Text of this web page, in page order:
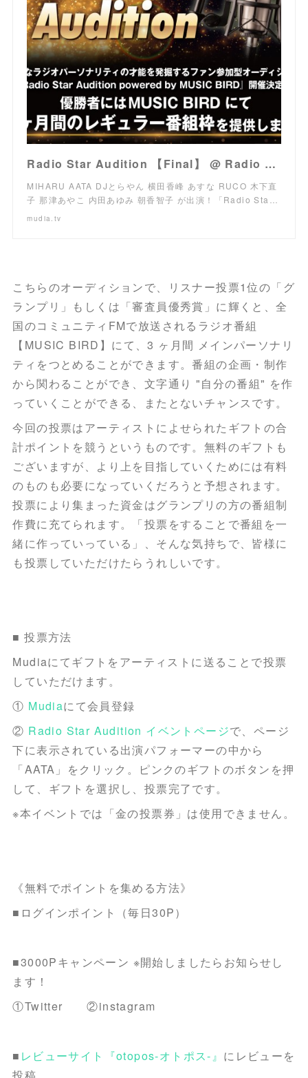
Radio Star Audition 【Final】 @ Radio Star Audition ( 選考前 )
MIHARU AATA DJとらやん 横田香峰 あすな RUCO 木下直
子 那津あやこ 内田あゆみ 朝香智子 が出演！「Radio Sta…
mudia.tv
こちらのオーディションで、リスナー投票1位の「グ
ランプリ」もしくは「審査員優秀賞」に輝くと、全
国のコミュニティFMで放送されるラジオ番組
【MUSIC BIRD】にて、3 ヶ月間 メインパーソナリ
ティをつとめることができます。番組の企画・制作
から関わることができ、文字通り "自分の番組" を作
っていくことができる、またとないチャンスです。
今回の投票はアーティストによせられたギフトの合
計ポイントを競うというものです。無料のギフトも
ございますが、より上を目指していくためには有料
のものも必要になっていくだろうと予想されます。
投票により集まった資金はグランプリの方の番組制
作費に充てられます。「投票をすることで番組を一
緒に作っていっている」、そんな気持ちで、皆様に
も投票していただけたらうれしいです。
■ 投票方法
Mudiaにてギフトをアーティストに送ることで投票
していただけます。
① Mudiaにて会員登録
② Radio Star Audition イベントページで、ページ
下に表示されている出演パフォーマーの中から
「AATA」をクリック。ピンクのギフトのボタンを押
して、ギフトを選択し、投票完了です。
※本イベントでは「金の投票券」は使用できません。
《無料でポイントを集める方法》
■ログインポイント（毎日30P）
■3000Pキャンペーン ※開始しましたらお知らせし
ます！
①Twitter ②instagram
■ レビューサイト『otopos-オトポス-』 にレビューを
投稿